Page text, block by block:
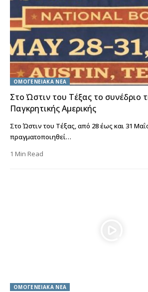
ΟΜΟΓΕΝΕΙΑΚΑ ΝΕΑ
Στο Ώστιν του Τέξας το συνέδριο
Παγκρητικής Αμερικής
Στο Ώστιν του Τέξας, από 28 έως και 31
πραγματοποιηθεί…
1 Min Read
ΟΜΟΓΕΝΕΙΑΚΑ ΝΕΑ